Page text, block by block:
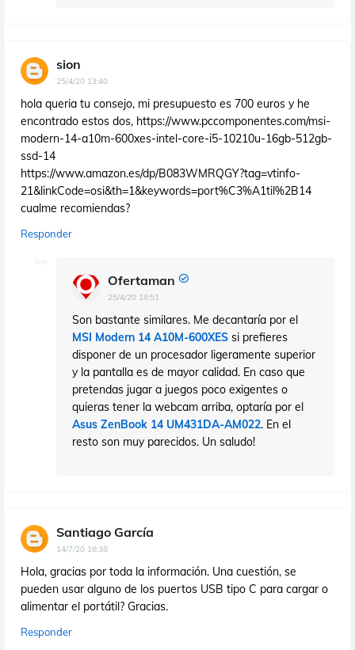
sion
25/4/20 13:40
hola queria tu consejo, mi presupuesto es 700 euros y he
encontrado estos dos, https://www.pccomponentes.com/msi-
modern-14-a10m-600xes-intel-core-i5-10210u-16gb-512gb-
ssd-14
https://www.amazon.es/dp/B083WMRQGY?tag=vtinfo-
21&linkCode=osi&th=1&keywords=port%C3%A1til%2B14
cualme recomiendas?
Responder
Ofertaman
25/4/20 18:51
Son bastante similares. Me decantaría por el
MSI Modern 14 A10M-600XES si prefieres
disponer de un procesador ligeramente superior
y la pantalla es de mayor calidad. En caso que
pretendas jugar a juegos poco exigentes o
quieras tener la webcam arriba, optaría por el
Asus ZenBook 14 UM431DA-AM022. En el
resto son muy parecidos. Un saludo!
Santiago García
14/7/20 18:38
Hola, gracias por toda la información. Una cuestión, se
pueden usar alguno de los puertos USB tipo C para cargar o
alimentar el portátil? Gracias.
Responder